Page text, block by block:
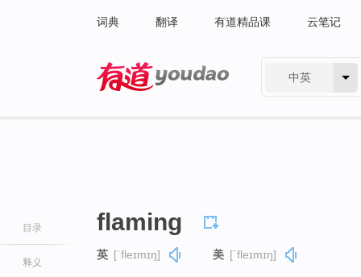
词典 翻译 有道精品课 云笔记
中英
目录
释义
flaming
英 [ˈfleɪmɪŋ] 美 [ˈfleɪmɪŋ]